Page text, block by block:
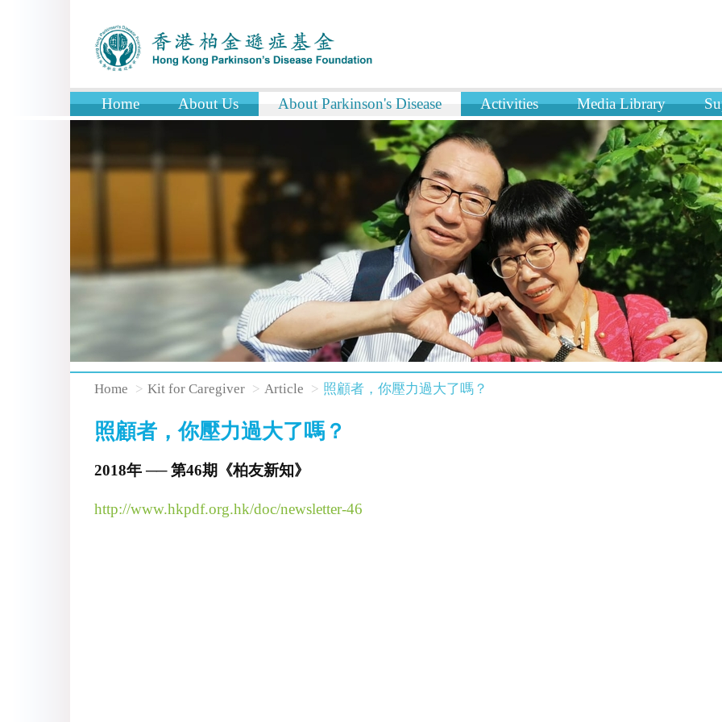
Home About Us About Parkinson's Disease Activities Media Library
Home Kit for Caregiver Article 照顧者，你壓力過大了嗎？
照顧者，你壓力過大了嗎？
2018年 ── 第46期《柏友新知》
http://www.hkpdf.org.hk/doc/newsletter-46